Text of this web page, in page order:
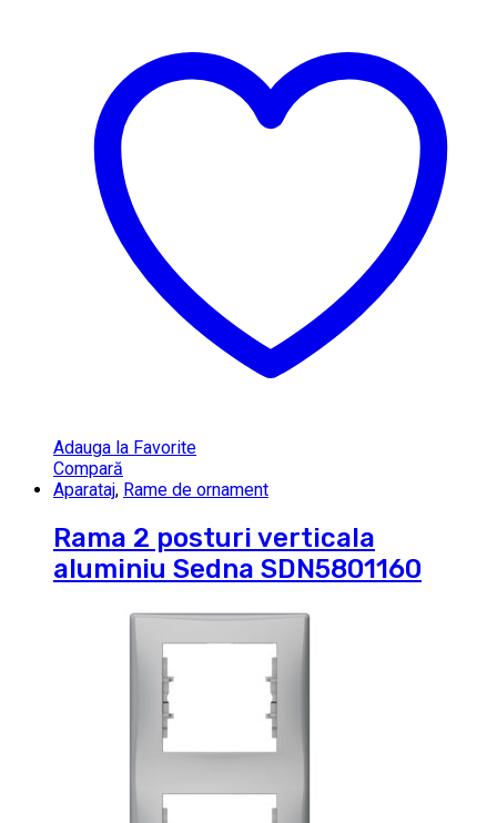
Adauga la Favorite
Compară
Aparataj, Rame de ornament
Rama 2 posturi verticala
aluminiu Sedna SDN5801160